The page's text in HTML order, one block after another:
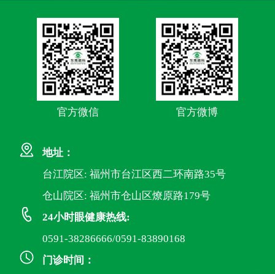
官方微信 官方微博
地址：
台江院区: 福州市台江区西二环南路35号
仓山院区: 福州市仓山区燎原路179号
24小时眼健康热线:
0591-38286666/0591-83890168
门诊时间：